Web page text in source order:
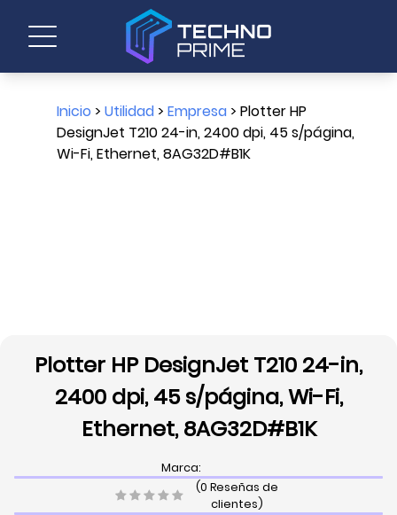
Inicio > Utilidad> Empresa> Plotter HP
DesignJet T210 24-in, 2400 dpi, 45 s/página,
Wi-Fi, Ethernet, 8AG32D#B1K
Plotter HP DesignJet T210 24-in,
2400 dpi, 45 s/página, Wi-Fi,
Ethernet, 8AG32D#B1K
Marca:
(0 Reseñas de
clientes)